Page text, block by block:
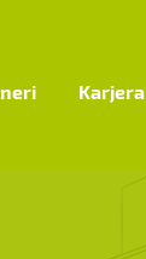
Karjera